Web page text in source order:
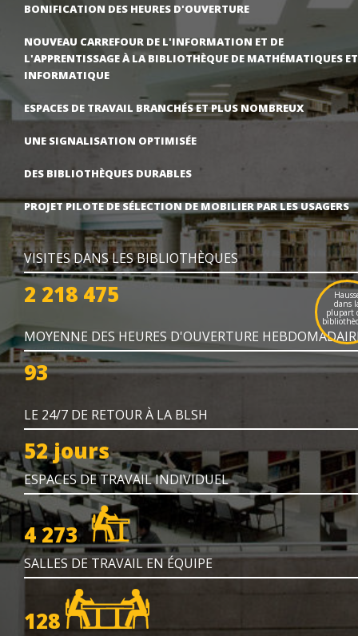
BONIFICATION DES HEURES D'OUVERTURE
NOUVEAU CARREFOUR DE L'INFORMATION ET DE
L'APPRENTISSAGE À LA BIBLIOTHÈQUE DE MATHÉMATIQUES ET
INFORMATIQUE
ESPACES DE TRAVAIL BRANCHÉS ET PLUS NOMBREUX
UNE SIGNALISATION OPTIMISÉE
DES BIBLIOTHÈQUES DURABLES
PROJET PILOTE DE SÉLECTION DE MOBILIER PAR LES USAGERS
VISITES DANS LES BIBLIOTHÈQUES
2 218 475 dans
plupart
MOYENNE DES HEURES D'OUVERTURE
93
LE 24/7 DE RETOUR À LA BLSH
52 jours
ESPACES DE TRAVAIL INDIVIDUEL
4 273
SALLES DE TRAVAIL EN ÉQUIPE
128